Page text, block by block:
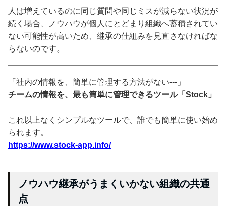
人は増えているのに同じ質問や同じミスが減らない状況が
続く場合、ノウハウが個人にとどまり組織へ蓄積されてい
ない可能性が高いため、継承の仕組みを見直さなければな
らないのです。
「社内の情報を、簡単に管理する方法がない---」
チームの情報を、最も簡単に管理できるツール「Stock」
これ以上なくシンプルなツールで、誰でも簡単に使い始め
られます。
https://www.stock-app.info/
ノウハウ継承がうまくいかない組織の共通
点